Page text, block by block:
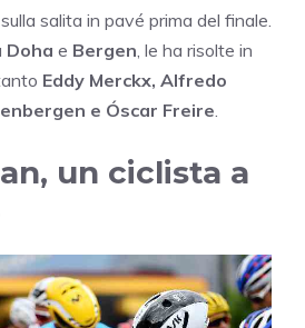
salita in pavé prima del finale.
Doha e Bergen , le ha risolte in
Eddy Merckx, Alfredo
e Óscar Freire
un ciclista a